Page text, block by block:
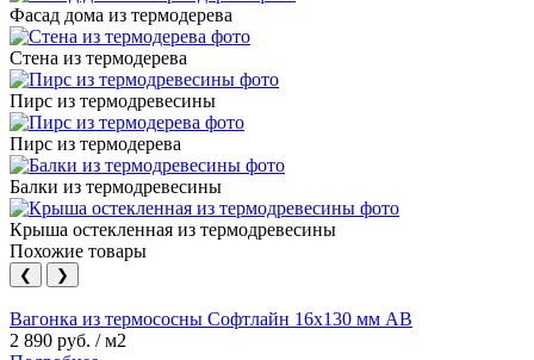
Фасад дома из термодерева
Стена из термодерева
Пирс из термодревесины
Пирс из термодерева
Балки из термодревесины
Крыша остекленная из термодревесины
Похожие товары
❮ ❯
Вагонка из термососны Софтлайн 16х130 мм АВ
2 890 руб. / м2